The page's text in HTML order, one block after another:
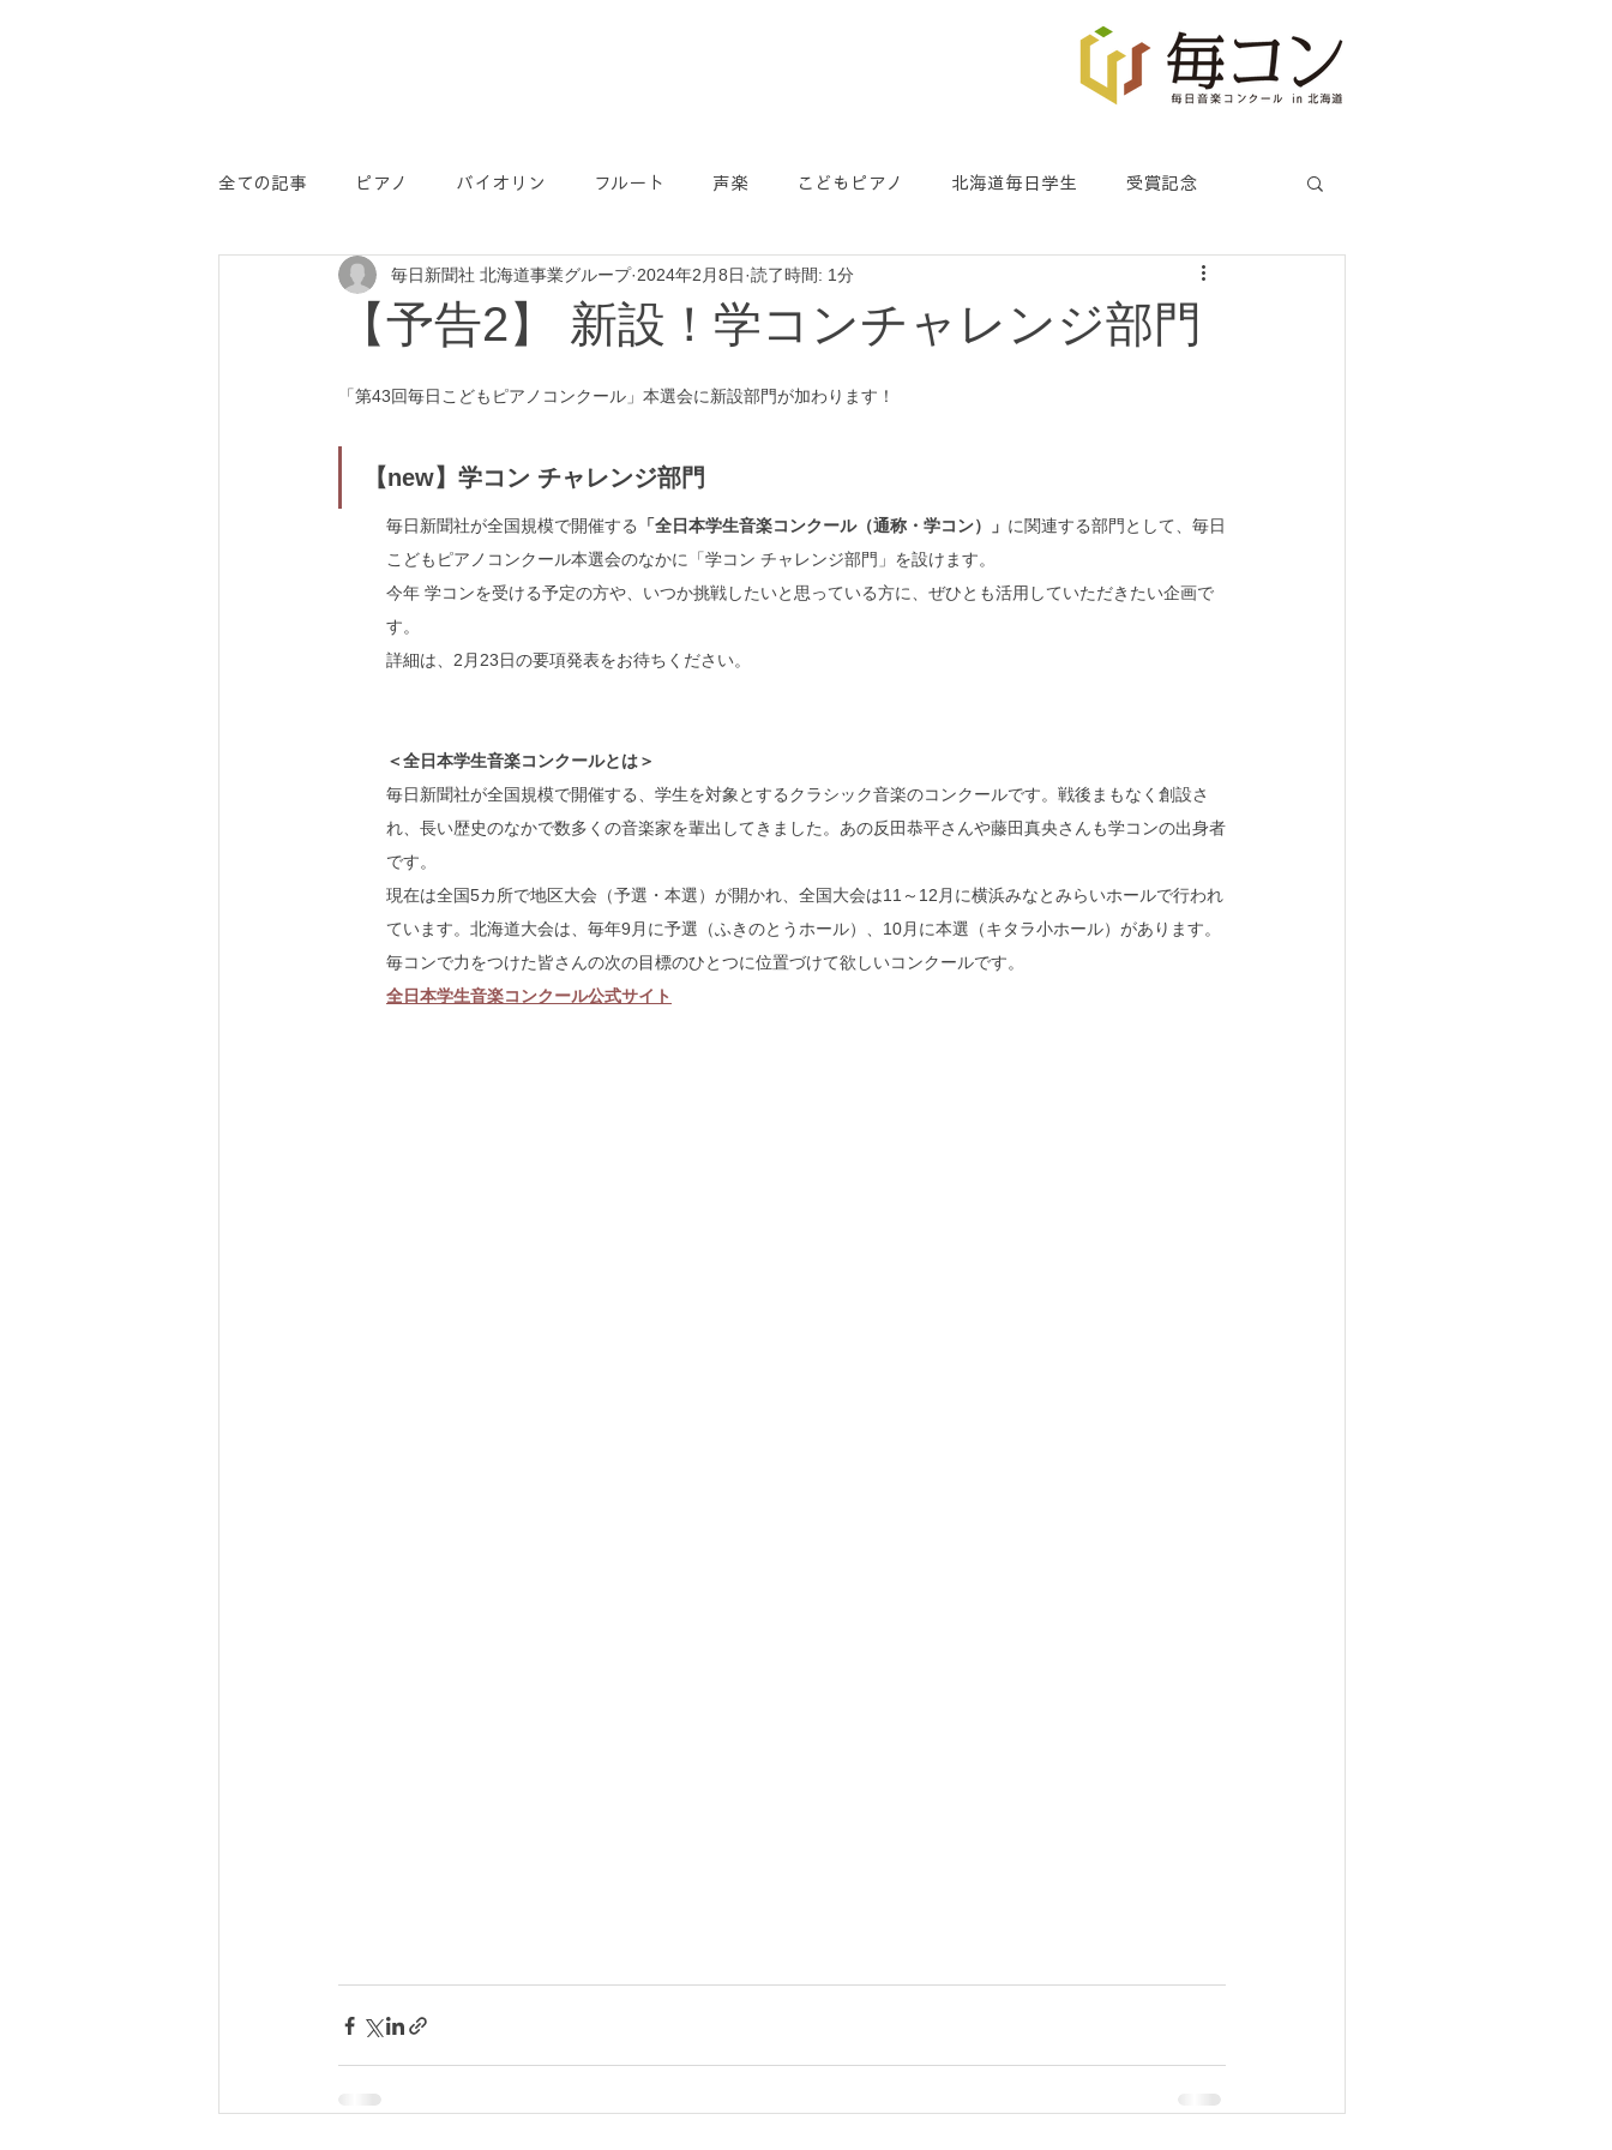
全ての記事 ピアノ バイオリン フルート 声楽 こどもピアノ 北海道毎日学生 受賞記念
PR
【予告2】 新設！学コンチャレンジ部門
毎日新聞社 北海道事業グループ 2024年2月8日 読了時間: 1分
「第43回毎日こどもピアノコンクール」本選会に新設部門が加わります！
【new】学コン チャレンジ部門
毎日新聞社が全国規模で開催する 「全日本学生音楽コンクール（通称・学コン）」 に関連する部門として、毎日
こどもピアノコンクール本選会のなかに「学コン チャレンジ部門」を設けます。
今年 学コンを受ける予定の方や、いつか挑戦したいと思っている方に、ぜひとも活用していただきたい企画で
す。
詳細は、2月23日の要項発表をお待ちください。
＜全日本学生音楽コンクールとは＞
毎日新聞社が全国規模で開催する、学生を対象とするクラシック音楽のコンクールです。戦後まもなく創設さ
れ、長い歴史のなかで数多くの音楽家を輩出してきました。あの反田恭平さんや藤田真央さんも学コンの出身者
です。
現在は全国5カ所で地区大会（予選・本選）が開かれ、全国大会は11～12月に横浜みなとみらいホールで行われ
ています。北海道大会は、毎年9月に予選（ふきのとうホール）、10月に本選（キタラ小ホール）があります。
毎コンで力をつけた皆さんの次の目標のひとつに位置づけて欲しいコンクールです。
全日本学生音楽コンクール公式サイト